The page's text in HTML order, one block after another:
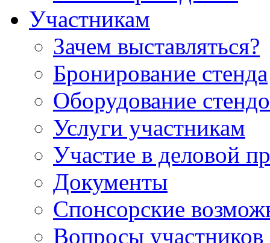
Участникам
Зачем выставляться?
Бронирование стенда
Оборудование
Услуги участникам
Участие в деловой
Документы
Спонсорские
Вопросы участников